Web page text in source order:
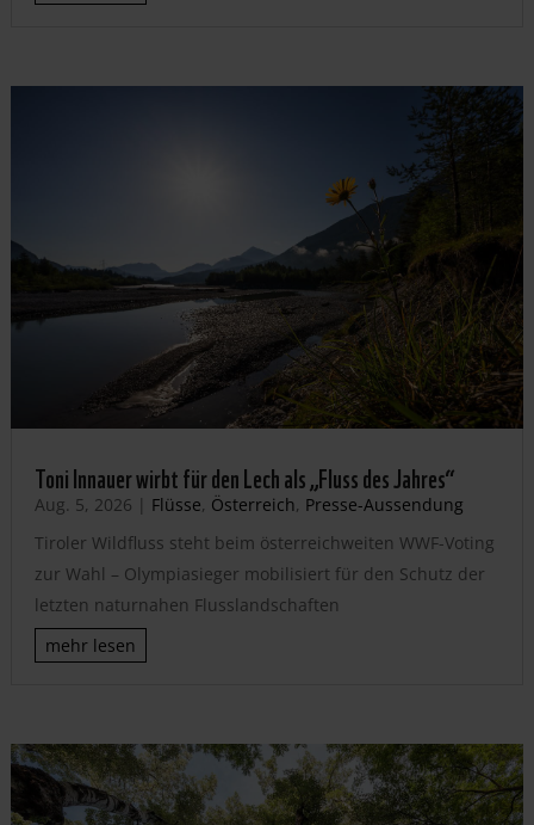
Toni Innauer wirbt für den Lech als „Fluss des Jahres“
Aug. 5, 2026 | Flüsse, Österreich, Presse-Aussendung
Tiroler Wildfluss steht beim österreichweiten WWF-Voting
zur Wahl – Olympiasieger mobilisiert für den Schutz der
letzten naturnahen Flusslandschaften
mehr lesen